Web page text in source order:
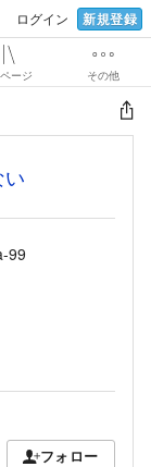
ログイン 新規登録
ージ その他
い
99
フォロー